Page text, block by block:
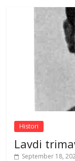
Histori
Lavdi
September 18,